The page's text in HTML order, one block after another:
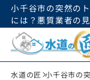
小千谷市の突然の
には？悪質業者の
水道の匠 小千谷市の